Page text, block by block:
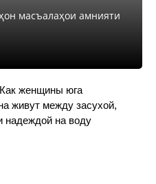
масъалаҳои амнияти
женщины юга
живут между засухой,
надеждой на воду